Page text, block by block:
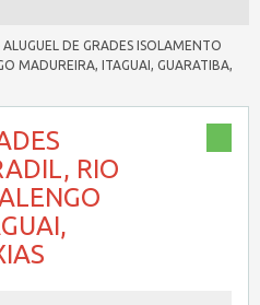
ALUGUEL DE GRADES ISOLAMENTO
MADUREIRA, ITAGUAI, GUARATIBA,
RIO